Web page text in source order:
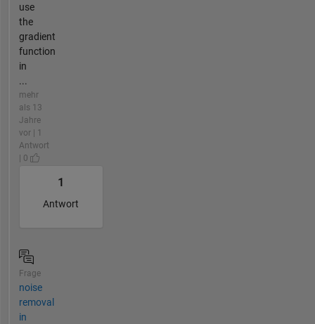
use
the
gradient
function
in
...
mehr
als 13
Jahre
vor | 1
Antwort
| 0
1
Antwort
Frage
noise
removal
in